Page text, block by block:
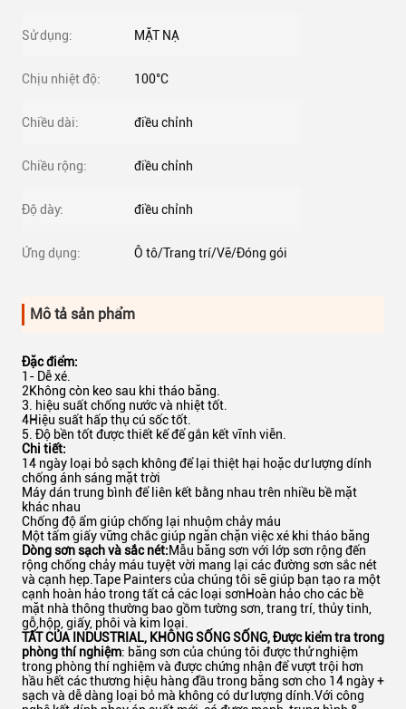
Sử dụng: MẶT NẠ
Chịu nhiệt độ: 100°C
Chiều dài: điều chỉnh
Chiều rộng: điều chỉnh
Độ dày: điều chỉnh
Ứng dụng: Ô tô/Trang trí/Vẽ/Đóng gói
Mô tả sản phẩm
Đặc điểm:
1- Dễ xé.
2Không còn keo sau khi tháo băng.
3. hiệu suất chống nước và nhiệt tốt.
4Hiệu suất hấp thụ cú sốc tốt.
5. Độ bền tốt được thiết kế để gắn kết vĩnh viễn.
Chi tiết:
14 ngày loại bỏ sạch không để lại thiệt hại hoặc dư lượng dính
chống ánh sáng mặt trời
Máy dán trung bình để liên kết bằng nhau trên nhiều bề mặt
khác nhau
Chống độ ẩm giúp chống lại nhuộm chảy máu
Một tấm giấy vững chắc giúp ngăn chặn việc xé khi tháo băng
Dòng sơn sạch và sắc nét:Mẫu băng sơn với lớp sơn rộng đến
rộng chống chảy máu tuyệt vời mang lại các đường sơn sắc nét
và cạnh hẹp.Tape Painters của chúng tôi sẽ giúp bạn tạo ra một
cạnh hoàn hảo trong tất cả các loại sơnHoàn hảo cho các bề
mặt nhà thông thường bao gồm tường sơn, trang trí, thủy tinh,
gỗ,hộp, giấy, phôi và kim loại.
TẤT CỦA INDUSTRIAL, KHÔNG SỐNG SỐNG, Được kiểm tra trong
phòng thí nghiệm: băng sơn của chúng tôi được thử nghiệm
trong phòng thí nghiệm và được chứng nhận để vượt trội hơn
hầu hết các thương hiệu hàng đầu trong băng sơn cho 14 ngày +
sạch và dễ dàng loại bỏ mà không có dư lượng dính.Với công